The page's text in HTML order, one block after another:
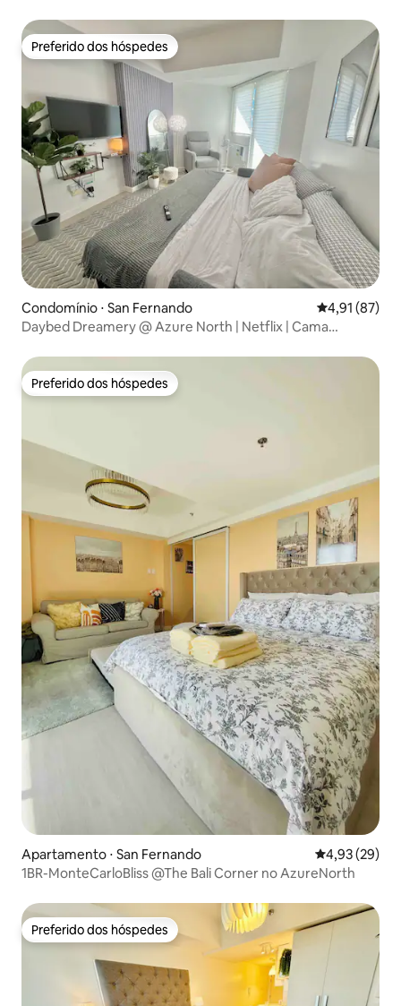
Preferido dos hóspedes
Preferido dos hóspedes
Condomínio ⋅ San Fernando 4,91 de uma
4,91 (87)
Daybed Dreamery @ Azure North | Netflix | Cama
Preferido dos hóspedes
Preferido dos hóspedes
Apartamento ⋅ San Fernando 4,93 de uma
4,93 (29)
1BR-MonteCarloBliss @The Bali Corner no AzureNorth
Preferido dos hóspedes
Preferido dos hóspedes